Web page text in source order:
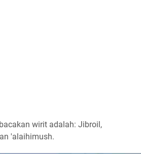
wirit adalah: Jibroil,
'alaihimush.